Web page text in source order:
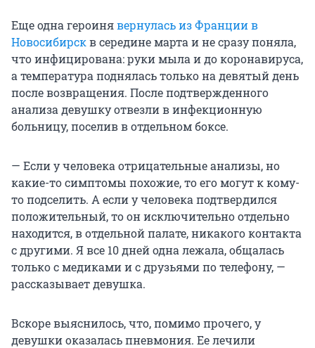
Еще одна героинявернулась из Франции в
Новосибирскв середине марта и не сразу поняла,
что инфицирована: руки мыла и до коронавируса,
а температура поднялась только на девятый день
после возвращения. После подтвержденного
анализа девушку отвезли в инфекционную
больницу, поселив в отдельном боксе.
— Если у человека отрицательные анализы, но
какие-то симптомы похожие, то его могут к кому-
то подселить. А если у человека подтвердился
положительный, то он исключительно отдельно
находится, в отдельной палате, никакого контакта
с другими. Я все 10 дней одна лежала, общалась
только с медиками и с друзьями по телефону, —
рассказывает девушка.
Вскоре выяснилось, что, помимо прочего, у
девушки оказалась пневмония. Ее лечили